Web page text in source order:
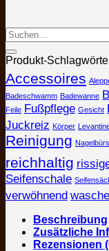
Produkt-
Accessoires
Badeschwamm Badewanne
Feile Fußpflege Gesicht
Juckreiz Körper
Reinigung
reichhaltig
Seifenschale
verwöhnend
Beschreibung
Zusätzliche
Rezensionen